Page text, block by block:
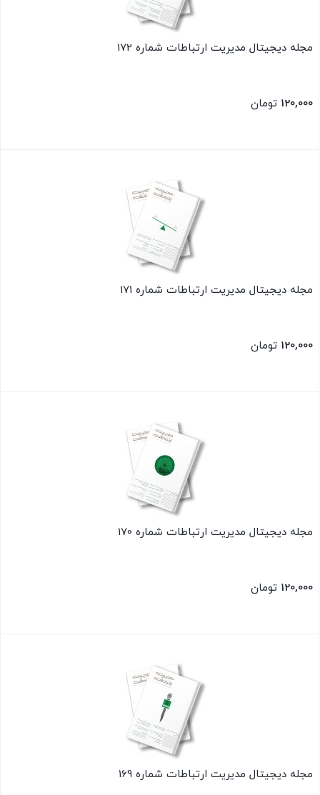
مجله دیجیتال مدیریت ارتباطات شماره 172
120,000 تومان
مجله دیجیتال مدیریت ارتباطات شماره 171
120,000 تومان
مجله دیجیتال مدیریت ارتباطات شماره 170
120,000 تومان
مجله دیجیتال مدیریت ارتباطات شماره 169